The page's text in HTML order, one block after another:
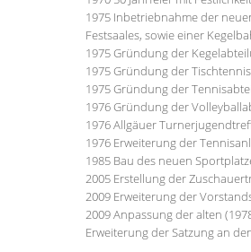
1975 Inbetriebnahme der
Festsaales, sowie einer
1975 Gründung der
1975 Gründung der
1975 Gründung der
1976 Gründung der
1976 Allgäuer
1976 Erweiterung der
1985 Bau des neuen
2005 Erstellung der
2009 Erweiterung der
2009 Anpassung der alten
Erweiterung der Satzung an